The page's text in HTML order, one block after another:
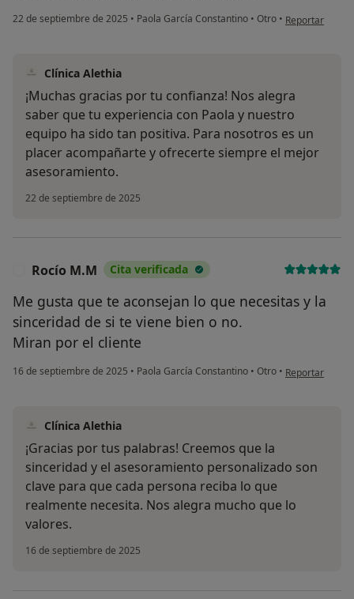
22 de septiembre de 2025 • Paola García Constantino • Otro • en opinión del
Reportar
Clínica Alethia
¡Muchas gracias por tu confianza! Nos alegra
saber que tu experiencia con Paola y nuestro
equipo ha sido tan positiva. Para nosotros es un
placer acompañarte y ofrecerte siempre el mejor
asesoramiento.
22 de septiembre de 2025
Rocío M.M Cita verificada
Me gusta que te aconsejan lo que necesitas y la
sinceridad de si te viene bien o no.
Miran por el cliente
16 de septiembre de 2025 • Paola García Constantino • Otro • en opinión del
Reportar
Clínica Alethia
¡Gracias por tus palabras! Creemos que la
sinceridad y el asesoramiento personalizado son
clave para que cada persona reciba lo que
realmente necesita. Nos alegra mucho que lo
valores.
16 de septiembre de 2025